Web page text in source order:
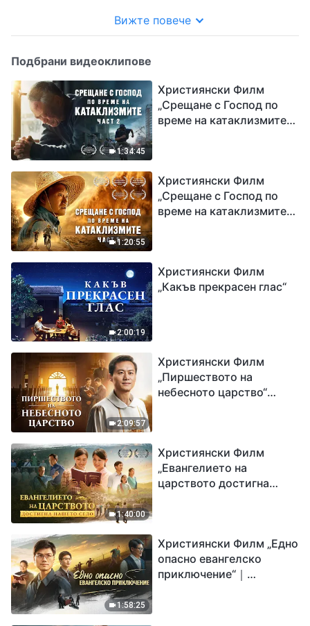
дом (пета част)“ Втори
сегмент
Вижте повече
Подбрани видеоклипове
1:34:45
Християнски Филм
„Срещане с Господ по
време на катаклизмите“
1:20:55
Християнски Филм
„Срещане с Господ по
време на катаклизмите“
2:00:19
Християнски Филм
„Какъв прекрасен глас“
2:09:57
Християнски Филм
„Пиршеството на
небесното царство“
1:40:00
Християнски Филм
„Евангелието на
царството достигна
1:58:25
Християнски Филм „Едно
опасно евангелско
приключение“｜